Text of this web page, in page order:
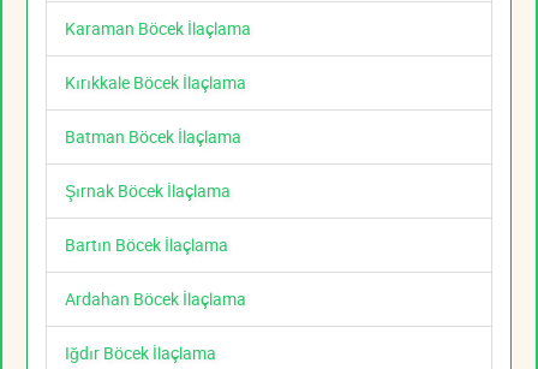
Karaman Böcek İlaçlama
Kırıkkale Böcek İlaçlama
Batman Böcek İlaçlama
Şırnak Böcek İlaçlama
Bartın Böcek İlaçlama
Ardahan Böcek İlaçlama
Iğdır Böcek İlaçlama